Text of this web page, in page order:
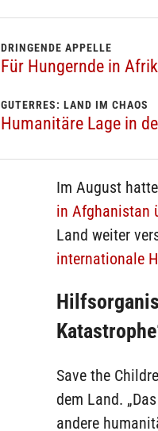
DRINGENDE APPELLE
Für Hungernde in
GUTERRES: LAND IM CHAOS
Humanitäre Lage in
Im August
in Afghanistan
Land weiter
internationale
Save the
dem Land.
andere